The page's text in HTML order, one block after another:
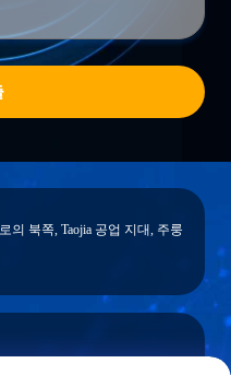
의 북쪽, Taojia 공업 지대, 주룽